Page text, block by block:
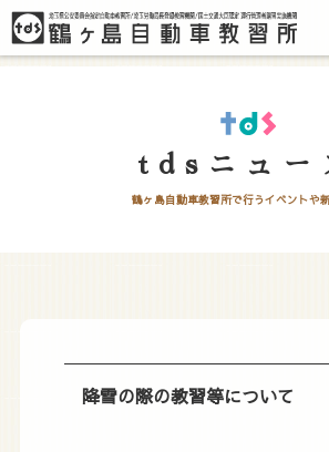
tdsニュー
鶴ヶ島自動車教習所で行うイベントや
降雪の際の教習等について